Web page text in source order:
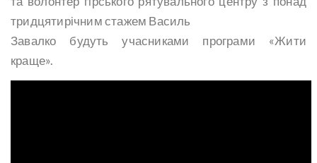
тридцятирічним стажем Василь
Завалко будуть учасниками програми «Жити
краще».